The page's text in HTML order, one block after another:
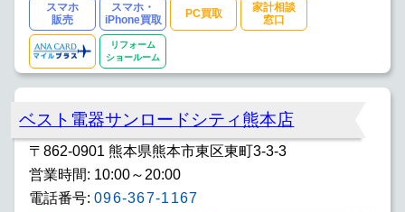
スマホ
販売
スマホ・
iPhone買取
PC買取
家計相談
窓口
リフォーム
ショールーム
ベスト電器サンロードシティ熊本店
〒862-0901 熊本県熊本市東区東町3-3-3
営業時間: 10:00～20:00
電話番号: 096-367-1167